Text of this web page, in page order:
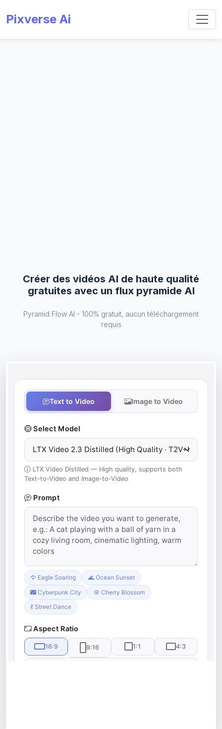
Pixverse Ai
Créer des vidéos AI de haute qualité
gratuites avec un flux pyramide AI
Pyramid Flow AI - 100% gratuit, aucun téléchargement
requis